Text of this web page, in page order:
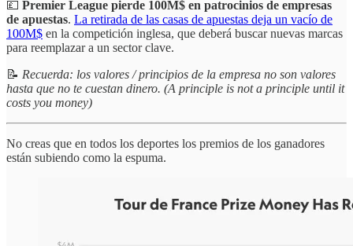
💷 Premier League pierde 100M$ en patrocinios de empresas
de apuestas. La retirada de las casas de apuestas deja un vacío de
100M$ en la competición inglesa, que deberá buscar nuevas marcas
para reemplazar a un sector clave.
📝 Recuerda: los valores / principios de la empresa no son valores
hasta que no te cuestan dinero. (A principle is not a principle until it
costs you money)
No creas que en todos los deportes los premios de los ganadores
están subiendo como la espuma.